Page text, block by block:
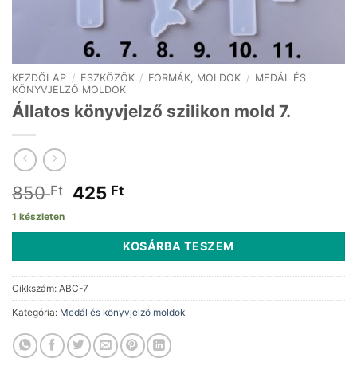
KEZDŐLAP / ESZKÖZÖK / FORMÁK, MOLDOK / MEDÁL ÉS
KÖNYVJELZŐ MOLDOK
Állatos könyvjelző szilikon mold 7.
850Ft
Original
was:
850 Ft.
425 FtCurrent
is:
425 Ft.
1 készleten
KOSÁRBA TESZEM
Cikkszám: ABC-7
Kategória: Medál és könyvjelző moldok